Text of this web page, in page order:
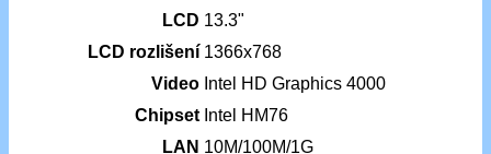
LCD 13.3"
LCD rozlišení 1366x768
Video Intel HD Graphics 4000
Chipset Intel HM76
LAN 10M/100M/1G